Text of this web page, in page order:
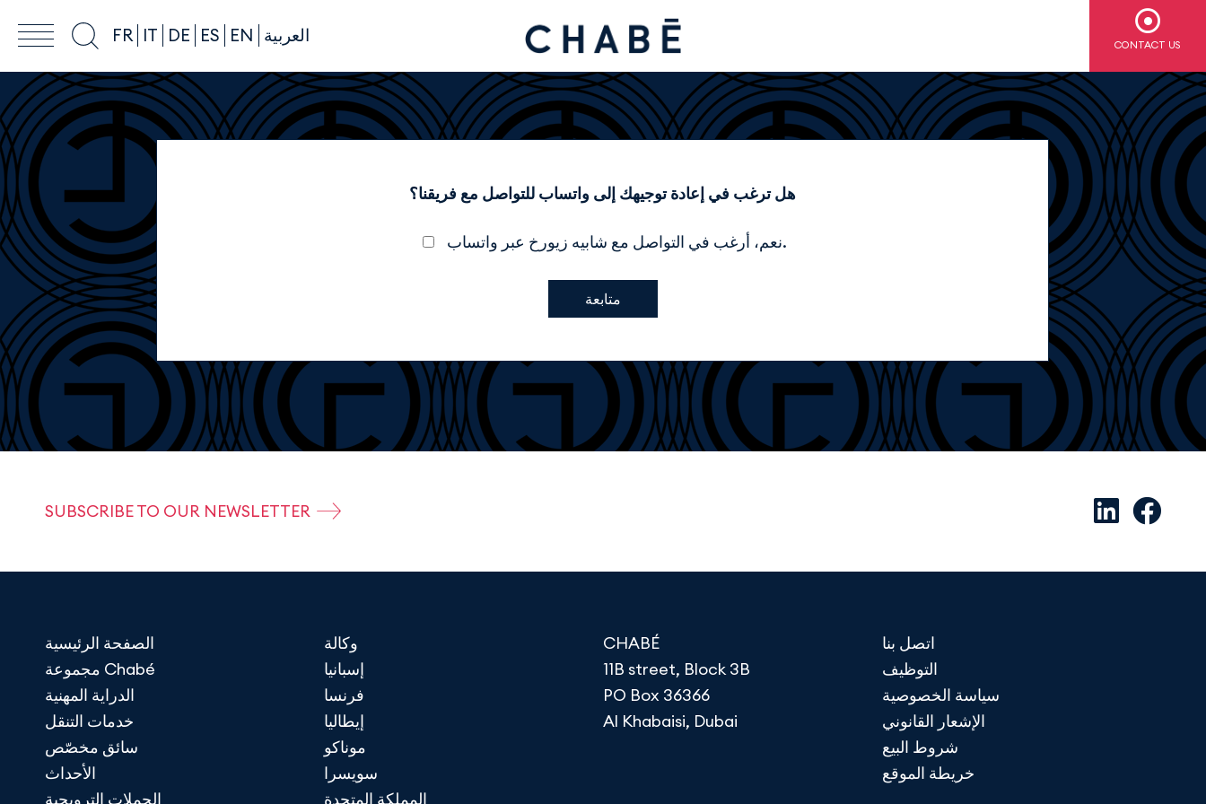
FR IT DE ES EN العربية CONTACT US
هل ترغب في إعادة توجيهك إلى واتساب للتواصل مع فريقنا؟
نعم، أرغب في التواصل مع شابيه زيورخ عبر واتساب.
SUBSCRIBE TO OUR NEWSLETTER
الصفحة الرئيسية
مجموعة Chabé
الدراية المهنية
خدمات التنقل
سائق مخصّص
الأحداث
الحملات الترويجية
وكالة
إسبانيا
فرنسا
إيطاليا
موناكو
سويسرا
المملكة المتحدة
CHABÉ
11B street, Block 3B
PO Box 36366
Al Khabaisi, Dubai
اتصل بنا
التوظيف
سياسة الخصوصية
الإشعار القانوني
شروط البيع
خريطة الموقع